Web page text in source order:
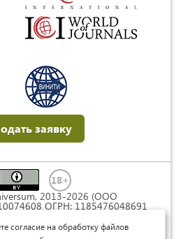
заявку
2013-2026 (ООО
ОГРН: 1185476048691
4.0
согласие на обработку файлов